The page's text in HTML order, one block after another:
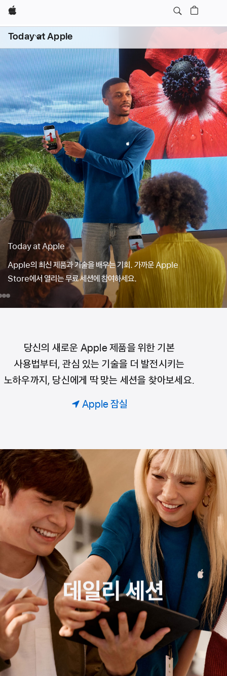
Apple
Today at Apple
메뉴
열기
만의
iPad⁠에⁠서
iPhone
당신만의 그룹 세션을 예약해 보세요.
코딩, 디자인, 사진까지. 공통의 관심사에 딱 맞는 세션을
골라보세요. 각자 즐겨 쓰는 기기로 배우고, 창작하고, 각종 활용
팁도 얻어가실 수 있어요.
Today
at
당신의 새로운 Apple 제품을 위한 기본
사용법부터, 관심 있는 기술을 더 발전시키는
노하우까지, 당신에게 딱 맞는 세션을 찾아보세요.
Apple 잠실
어린이・가족 프로그램
데일리 세션